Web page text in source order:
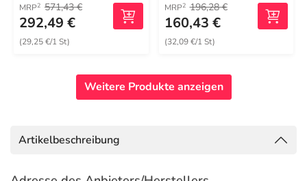
MRP2 571,43 €
292,49 €
(29,25 €/1 St)
MRP2 196,28 €
160,43 €
(32,09 €/1 St)
Weitere Produkte anzeigen
Artikelbeschreibung